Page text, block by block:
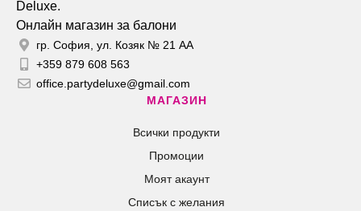
Онлайн магазин за балони
гр. София, ул. Козяк № 21 АА
+359 879 608 563
office.partydeluxe@gmail.com
МАГАЗИН
Всички продукти
Промоции
Моят акаунт
Списък с желания